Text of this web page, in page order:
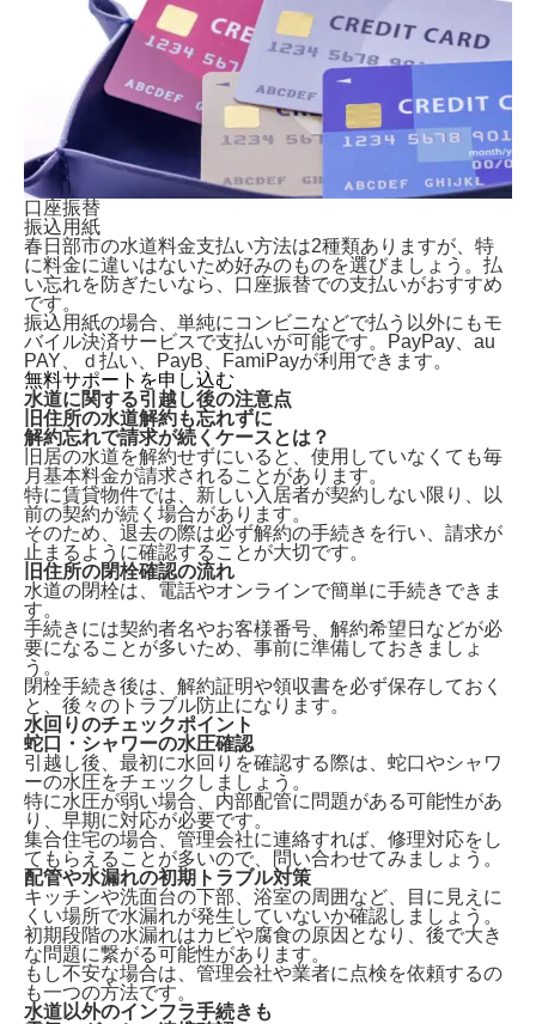
口座振替
振込用紙
春日部市の水道料金支払い方法は2種類ありますが、特
に料金に違いはないため好みのものを選びましょう。払
い忘れを防ぎたいなら、口座振替での支払いがおすすめ
です。
振込用紙の場合、単純にコンビニなどで払う以外にもモ
バイル決済サービスで支払いが可能です。PayPay、au
PAY、ｄ払い、PayB、FamiPayが利用できます。
無料サポートを申し込む
水道に関する引越し後の注意点
旧住所の水道解約も忘れずに
解約忘れで請求が続くケースとは？
旧居の水道を解約せずにいる と、使用していなくても毎
月基本料金が請求されることがあります。
特に賃貸物件では、新しい入居者が契約しない限り、以
前の契約が続く場合があります。
そのため、退去の際は必ず解約の手続きを行い、請求が
止まるように確認することが大切です。
旧住所の閉栓確認の流れ
水道の閉栓は、 電話やオンラインで簡単に手続きできま
す。
手続きには契約者名やお客様番号、解約希望日などが必
要になることが多いため、事前に準備しておきましょ
う。
閉栓手続き後は、解約証明や領収書を必ず保存しておく
と、後々のトラブル防止になります。
水回りのチェックポイント
蛇口・シャワーの水圧確認
引越し後、最初に水回りを確認する際は、 蛇口やシャワ
ーの水圧をチェックしましょう。
特に水圧が弱い場合、内部配管に問題がある可能性があ
り、早期に対応が必要です。
集合住宅の場合、管理会社に連絡すれば、修理対応をし
てもらえることが多いので、問い合わせてみましょう。
配管や水漏れの初期トラブル対策
キッチンや洗面台の下部、浴室の周囲など、
目に見えに
くい場所で水漏れが発生していないか確認しましょう。
初期段階の水漏れはカビや腐食の原因となり、後で大き
な問題に繋がる可能性があります。
もし不安な場合は、管理会社や業者に点検を依頼するの
も一つの方法です。
水道以外のインフラ手続きも
春日部市で水道を開栓する方法は2種類
ガスや電気も申し込むなら「全国水道サポートセンタ
ー」からがおすすめ！
春日部市で水道手続きに必要な情報
春日部市の水道料金一覧表
春日部市の水道料金の支払い方法は2種類
水道に関する引越し後の注意点
よくある質問
まとめ｜春日部市での水道手続き